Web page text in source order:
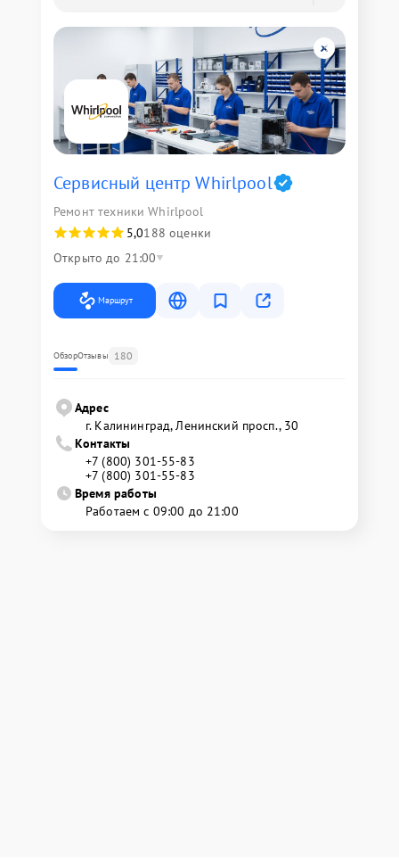
Сервисный центр Whirlpool
Ремонт техники Whirlpool
5,0188 оценки
Открыто до 21:00
Маршрут
ОбзорОтзывы 180
Адрес
г. Калининград, Ленинский просп., 30
Контакты
+7 (800) 301-55-83
+7 (800) 301-55-83
Время работы
Работаем с 09:00 до 21:00